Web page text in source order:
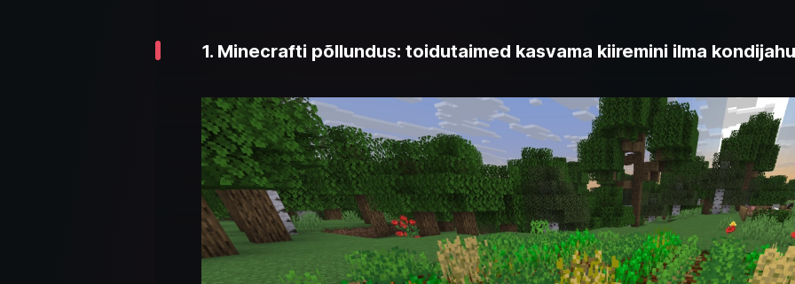
1. Minecrafti põllundus: toidutaimed kasvama kiiremini ilma